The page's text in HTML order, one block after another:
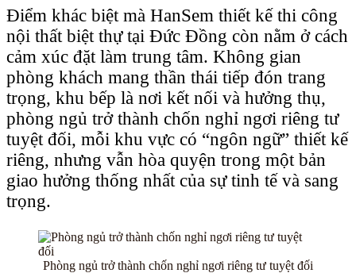
Điểm khác biệt mà HanSem thiết kế thi công
nội thất biệt thự tại Đức Đồng còn nằm ở cách
cảm xúc đặt làm trung tâm. Không gian
phòng khách mang thần thái tiếp đón trang
trọng, khu bếp là nơi kết nối và hưởng thụ,
phòng ngủ trở thành chốn nghỉ ngơi riêng tư
tuyệt đối, mỗi khu vực có “ngôn ngữ” thiết kế
riêng, nhưng vẫn hòa quyện trong một bản
giao hưởng thống nhất của sự tinh tế và sang
trọng.
Phòng ngủ trở thành chốn nghỉ ngơi riêng tư tuyệt đối